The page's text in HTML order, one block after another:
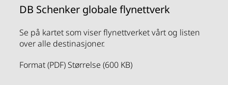
DB Schenker globale flynettverk
Se på kartet som viser flynettverket vårt og listen
over alle destinasjoner.
Format (PDF) Størrelse (600 KB)